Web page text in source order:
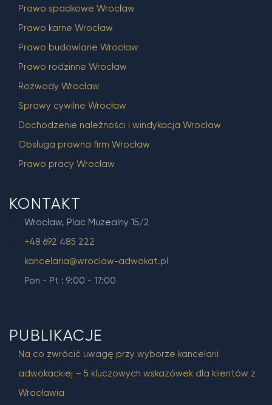
Prawo spadkowe Wrocław
Prawo karne Wrocław
Prawo budowlane Wrocław
Prawo rodzinne Wrocław
Rozwody Wrocław
Sprawy cywilne Wrocław
Dochodzenie należności i windykacja Wrocław
Obsługa prawna firm Wrocław
Prawo pracy Wrocław
KONTAKT
Wrocław, Plac Muzealny 15/2
+48 692 485 222
kancelaria@wroclaw-adwokat.pl
Pon - Pt : 9:00 - 17:00
PUBLIKACJE
Na co zwrócić uwagę przy wyborze kancelarii
adwokackiej – 5 kluczowych wskazówek dla klientów z
Wrocławia